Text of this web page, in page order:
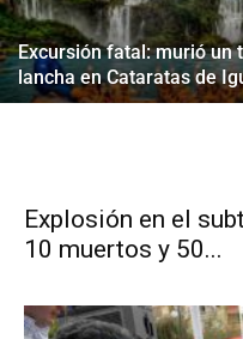
Excursión fatal: murió un
lancha en Cataratas de
Explosión en el
10 muertos y 50...